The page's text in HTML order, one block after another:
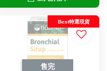
售完
Best特選現貨